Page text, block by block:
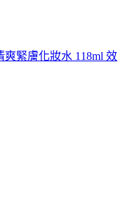
爽緊膚化妝水 118ml 效